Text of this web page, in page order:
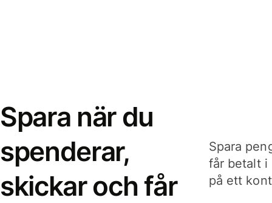
Spara när du
spenderar,
skickar och får
Spara
får betalt i
på ett